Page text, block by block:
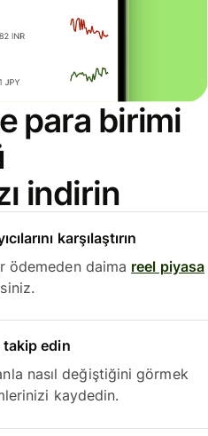
para birimi
indirin
karşılaştırın
ödemeden daima reel piyasa
takip edin
nasıl değiştiğini görmek
kaydedin.